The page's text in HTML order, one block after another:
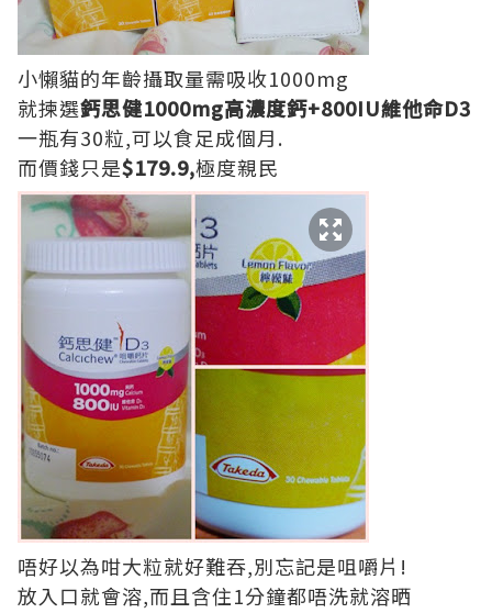
小懶貓的年齡攝取量需吸收1000mg
就揀選鈣思健1000mg高濃度鈣+800IU維他命D3
一瓶有30粒,可以食足成個月.
而價錢只是$179.9,極度親民
唔好以為咁大粒就好難吞,別忘記是咀嚼片!
放入口就會溶,而且含住1分鐘都唔洗就溶晒